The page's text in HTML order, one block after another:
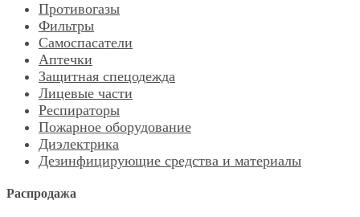
Противогазы
Фильтры
Самоспасатели
Аптечки
Защитная спецодежда
Лицевые части
Респираторы
Пожарное оборудование
Диэлектрика
Дезинфицирующие средства и материалы
Распродажа